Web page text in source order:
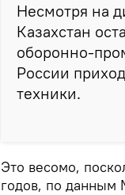
Несмотря на
Казахстан
оборонно-
России
техники.
Это весомо,
годов, по данным